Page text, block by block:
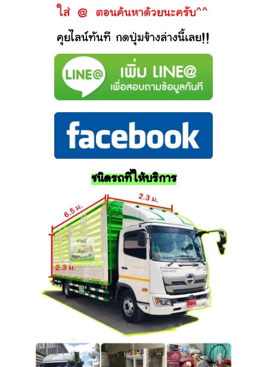
ใส่ @ ตอนค้นหาด้วยนะครับ^^
คุยไลน์ทันที กดปุ่มข้างล่างนี้เลย!!
ชนิดรถที่ให้บริการ